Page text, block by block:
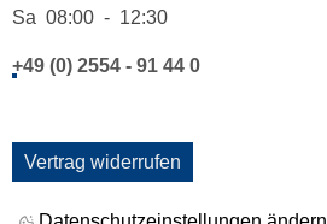
Sa 08:00 - 12:30
+49 (0) 2554 - 91 44 0
Vertrag widerrufen